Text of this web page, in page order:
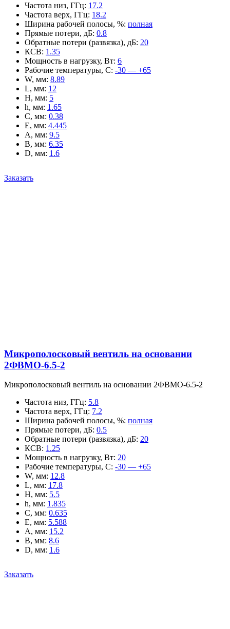
Частота низ, ГГц: 17.2
Частота верх, ГГц: 18.2
Ширина рабочей полосы, %: полная
Прямые потери, дБ: 0.8
Обратные потери (развязка), дБ: 20
КСВ: 1.35
Мощность в нагрузку, Вт: 6
Рабочие температуры, С: -30 — +65
W, мм: 8.89
L, мм: 12
H, мм: 5
h, мм: 1.65
C, мм: 0.38
E, мм: 4.445
A, мм: 9.5
B, мм: 6.35
D, мм: 1.6
Заказать
Микрополосковый вентиль на основании
2ФВМO-6.5-2
Микрополосковый вентиль на основании 2ФВМO-6.5-2
Частота низ, ГГц: 5.8
Частота верх, ГГц: 7.2
Ширина рабочей полосы, %: полная
Прямые потери, дБ: 0.5
Обратные потери (развязка), дБ: 20
КСВ: 1.25
Мощность в нагрузку, Вт: 20
Рабочие температуры, С: -30 — +65
W, мм: 12.8
L, мм: 17.8
H, мм: 5.5
h, мм: 1.835
C, мм: 0.635
E, мм: 5.588
A, мм: 15.2
B, мм: 8.6
D, мм: 1.6
Заказать